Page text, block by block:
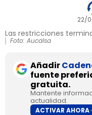
22/
Las restricciones
Foto: Aucalsa
Añadir
fuente
gratuita.
Mantente
actualidad.
ACTIVAR AHORA